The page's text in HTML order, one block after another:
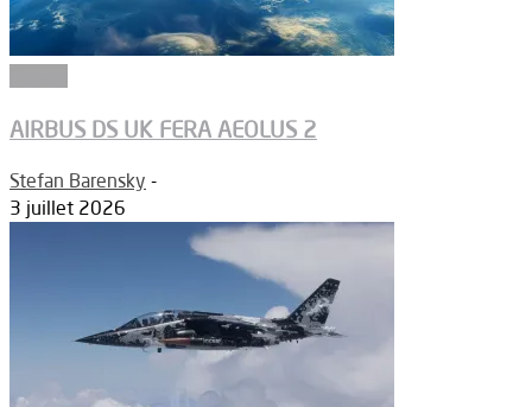
AIRBUS DS UK FERA AEOLUS 2
Stefan Barensky -
3 juillet 2026